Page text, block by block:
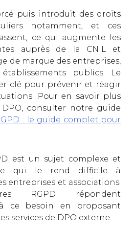
puis introduit des droits
notamment, et ces
ce qui augmente les
auprès de la CNIL et
de marque des entreprises,
publics. Le
clé pour prévenir et réagir
Pour en savoir plus
consulter notre guide
: le guide complet pour
est un sujet complexe et
qui le rend difficile à
entreprises et associations.
RGPD répondent
ce besoin en proposant
services de DPO externe.